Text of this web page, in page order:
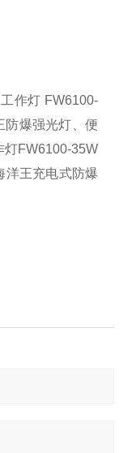
工作灯 FW6100-
防爆强光灯、便
灯FW6100-35W
洋王充电式防爆